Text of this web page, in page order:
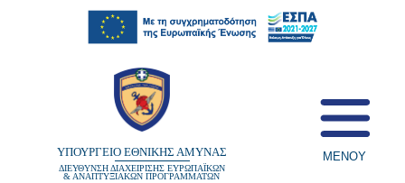
content
ΜΕΝΟΥ
ΥΠΟΥΡΓΕΙΟ ΕΘΝΙΚΗΣ ΑΜΥΝΑΣ
ΔΙΕΥΘΥΝΣΗ ΔΙΑΧΕΙΡΙΣΗΣ ΕΥΡΩΠΑΪΚΩΝ
& ΑΝΑΠΤΥΞΙΑΚΩΝ ΠΡΟΓΡΑΜΜΑΤΩΝ